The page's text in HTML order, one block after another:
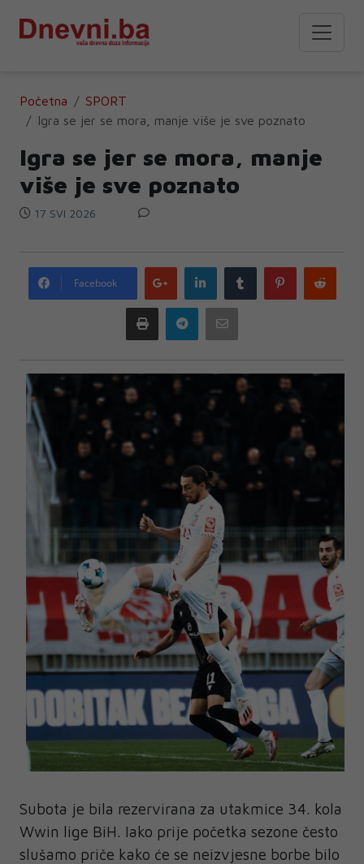
Početna
SPORT
Igra se jer se mora, manje više je sve poznato
Igra se jer se mora, manje
više je sve poznato
17 SVI 2026
Facebook
Google
plus
LinkedIn Tumblr Pinterest
Print Telegram
Subota je bila rezervirana za utakmice 34. kola
Wwin lige BiH. Iako prije početka sezone često
slušamo priče kako će se neizvjesne borbe bilo